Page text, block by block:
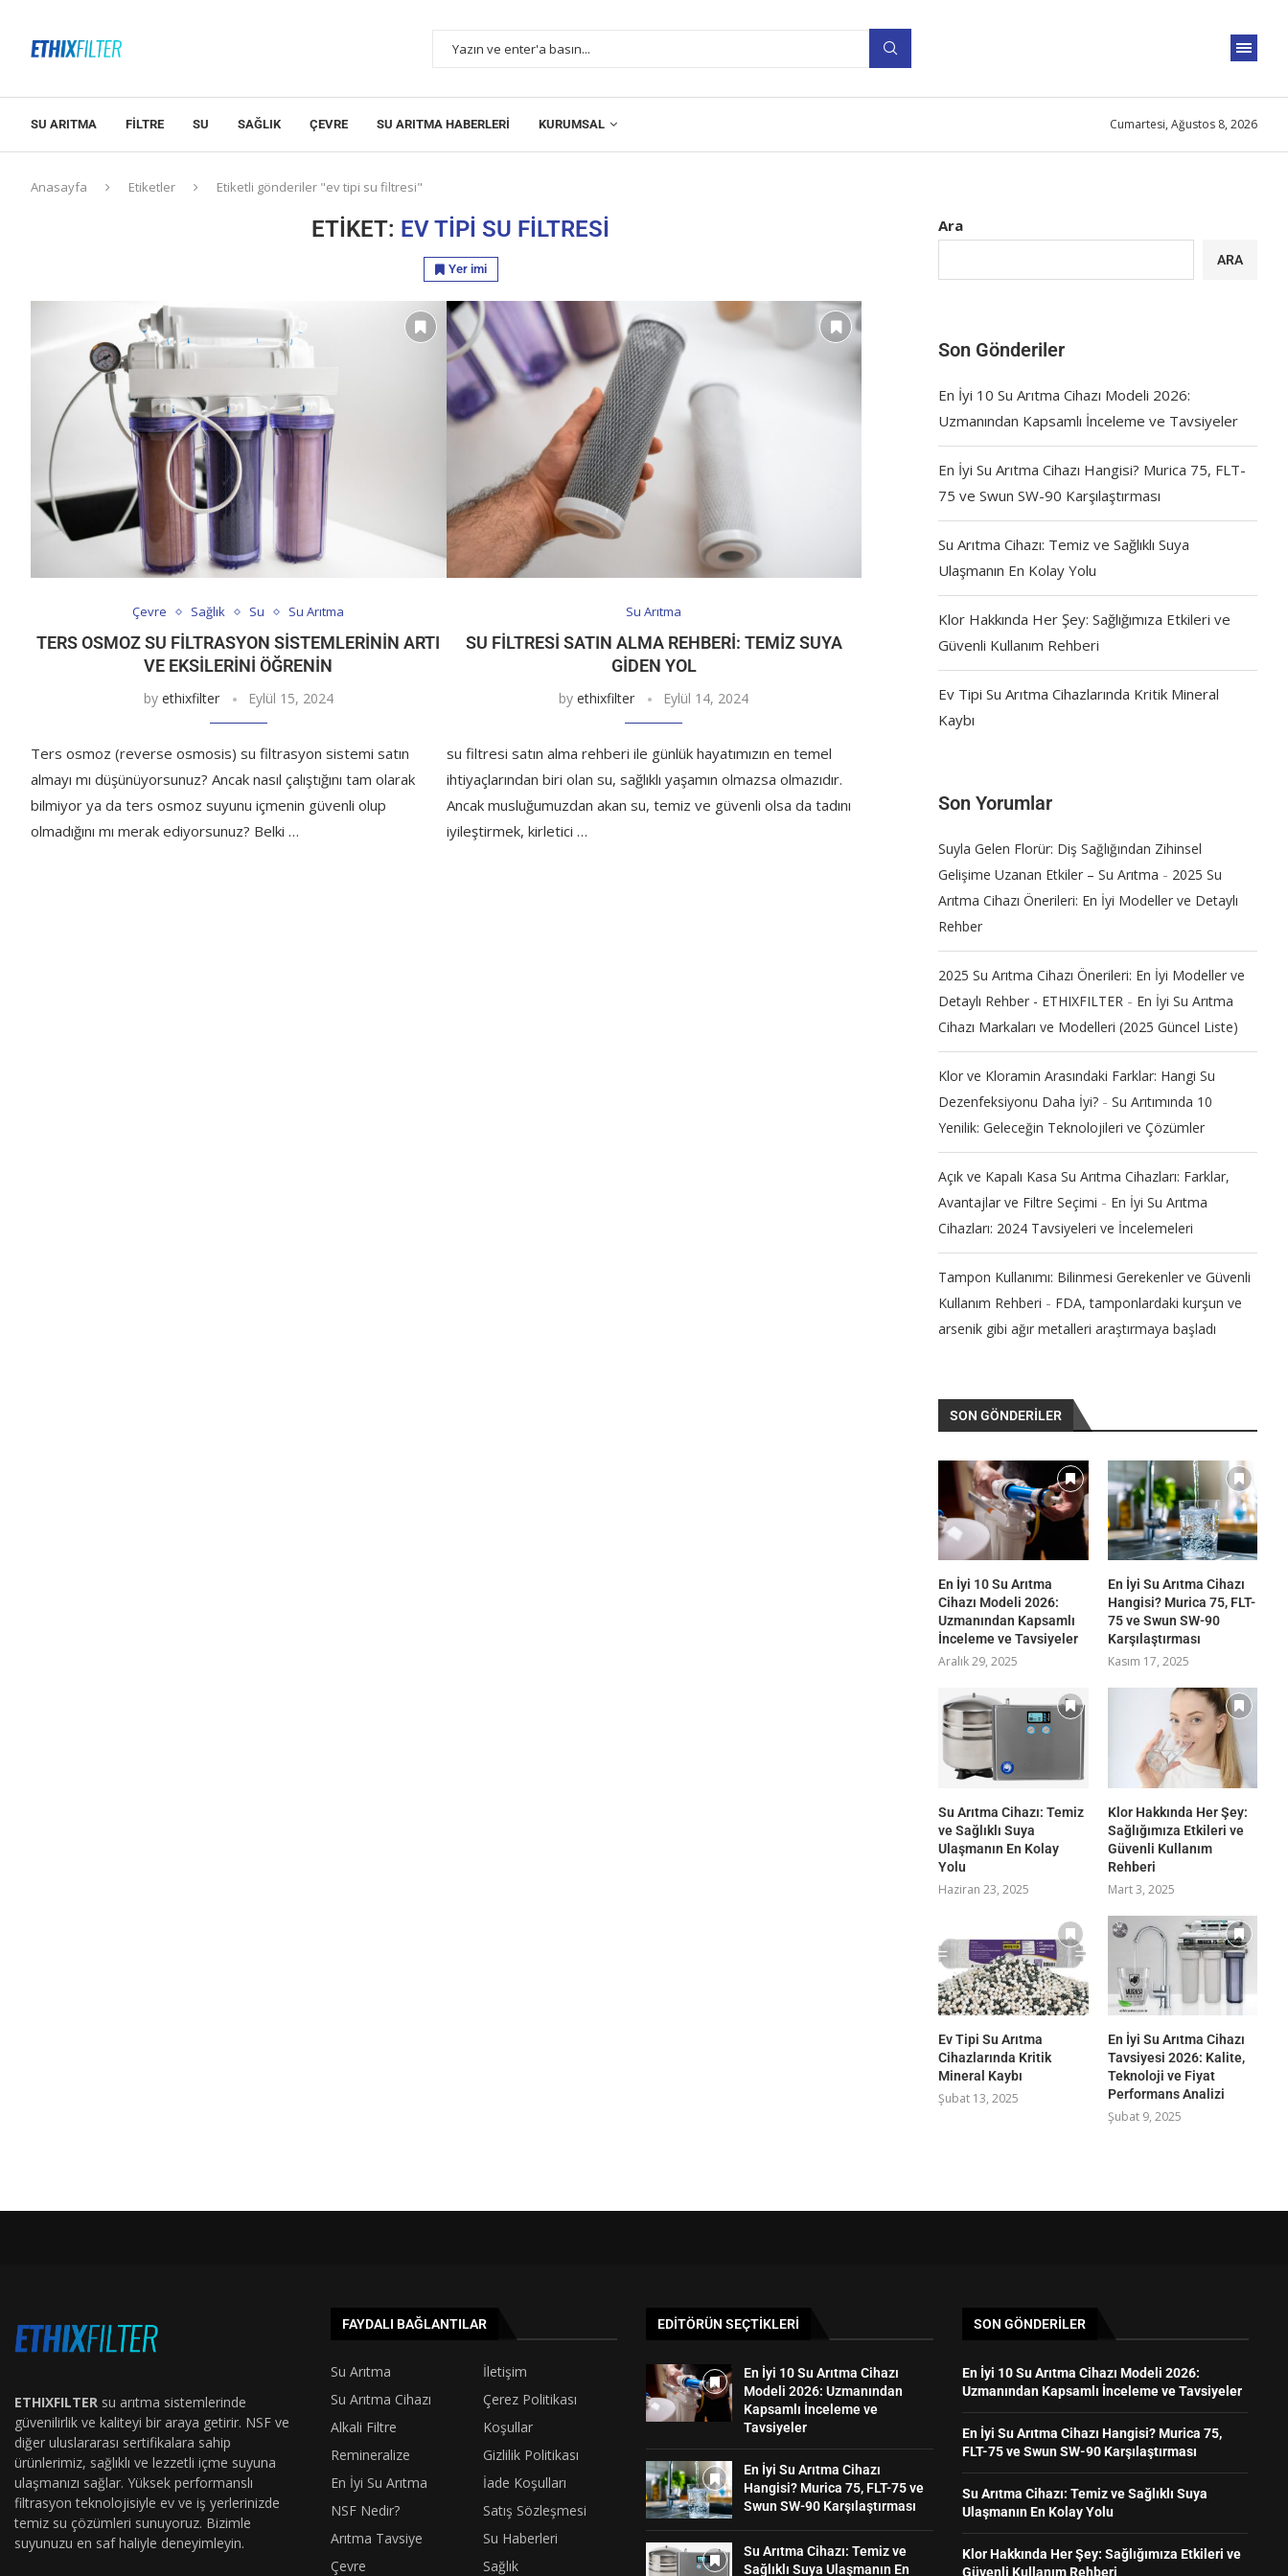
SU ARITMA FILTRE SU SAĞLIK ÇEVRE SU ARITMA HABERLERI KURUMSAL Cumartesi, Ağustos 8, 2026
Anasayfa Etiketler Etiketli gönderiler "ev tipi su filtresi"
ETIKET: EV TIPI SU FILTRESI
Yer imi
Çevre Sağlık Su Su Arıtma
TERS OSMOZ SU FILTRASYON SISTEMLERININ ARTI
VE EKSILERINI ÖĞRENIN
by ethixfilter Eylül 15, 2024
Ters osmoz (reverse osmosis) su filtrasyon sistemi satın
almayı mı düşünüyorsunuz? Ancak nasıl çalıştığını tam olarak
bilmiyor ya da ters osmoz suyunu içmenin güvenli olup
olmadığını mı merak ediyorsunuz? Belki …
Su Arıtma
SU FILTRESI SATIN ALMA REHBERI: TEMIZ SUYA
GIDEN YOL
byethixfilter Eylül 14, 2024
su filtresi satın alma rehberi ile günlük hayatımızın en temel
ihtiyaçlarından biri olan su, sağlıklı yaşamın olmazsa olmazıdır.
Ancak musluğumuzdan akan su, temiz ve güvenli olsa da tadını
iyileştirmek, kirletici …
Ara
ARA
Son Gönderiler
En İyi 10 Su Arıtma Cihazı Modeli 2026:
Uzmanından Kapsamlı İnceleme ve Tavsiyeler
En İyi Su Arıtma Cihazı Hangisi? Murica 75, FLT-
75 ve Swun SW-90 Karşılaştırması
Su Arıtma Cihazı: Temiz ve Sağlıklı Suya
Ulaşmanın En Kolay Yolu
Klor Hakkında Her Şey: Sağlığımıza Etkileri ve
Güvenli Kullanım Rehberi
Ev Tipi Su Arıtma Cihazlarında Kritik Mineral
Kaybı
Son Yorumlar
Suyla Gelen Florür: Diş Sağlığından Zihinsel
Gelişime Uzanan Etkiler – Su Arıtma - 2025 Su
Arıtma Cihazı Önerileri: En İyi Modeller ve Detaylı
Rehber
2025 Su Arıtma Cihazı Önerileri: En İyi Modeller ve
Detaylı Rehber - ETHIXFILTER - En İyi Su Arıtma
Cihazı Markaları ve Modelleri (2025 Güncel Liste)
Klor ve Kloramin Arasındaki Farklar: Hangi Su
Dezenfeksiyonu Daha İyi? -Su Arıtımında 10
Yenilik: Geleceğin Teknolojileri ve Çözümler
Açık ve Kapalı Kasa Su Arıtma Cihazları: Farklar,
Avantajlar ve Filtre Seçimi - En İyi Su Arıtma
Cihazları: 2024 Tavsiyeleri ve İncelemeleri
Tampon Kullanımı: Bilinmesi Gerekenler ve Güvenli
Kullanım Rehberi - FDA, tamponlardaki kurşun ve
arsenik gibi ağır metalleri araştırmaya başladı
SON GÖNDERILER
En İyi 10 Su Arıtma
Cihazı Modeli 2026:
Uzmanından Kapsamlı
İnceleme ve Tavsiyeler
Aralık 29, 2025
En İyi Su Arıtma Cihazı
Hangisi? Murica 75, FLT-
75 ve Swun SW-90
Karşılaştırması
Kasım 17, 2025
Su Arıtma Cihazı: Temiz
ve Sağlıklı Suya
Ulaşmanın En Kolay
Yolu
Haziran 23, 2025
Klor Hakkında Her Şey:
Sağlığımıza Etkileri ve
Güvenli Kullanım
Rehberi
Mart 3, 2025
Ev Tipi Su Arıtma
Cihazlarında Kritik
Mineral Kaybı
Şubat 13, 2025
En İyi Su Arıtma Cihazı
Tavsiyesi 2026: Kalite,
Teknoloji ve Fiyat
Performans Analizi
Şubat 9, 2025
ETHIXFILTER su arıtma sistemlerinde
güvenilirlik ve kaliteyi bir araya getirir. NSF ve
diğer uluslararası sertifikalara sahip
ürünlerimiz, sağlıklı ve lezzetli içme suyuna
ulaşmanızı sağlar. Yüksek performanslı
filtrasyon teknolojisiyle ev ve iş yerlerinizde
temiz su çözümleri sunuyoruz. Bizimle
suyunuzu en saf haliyle deneyimleyin.
FAYDALI BAĞLANTILAR
Su Arıtma
İletişim
Su Arıtma Cihazı
Çerez Politikası
Alkali Filtre
Koşullar
Remineralize
Gizlilik Politikası
En İyi Su Arıtma
İade Koşulları
NSF Nedir?
Satış Sözleşmesi
Arıtma Tavsiye
Su Haberleri
Çevre
Sağlık
EDITÖRÜN SEÇTIKLERI
En İyi 10 Su Arıtma Cihazı
Modeli 2026: Uzmanından
Kapsamlı İnceleme ve
Tavsiyeler
En İyi Su Arıtma Cihazı
Hangisi? Murica 75, FLT-75 ve
Swun SW-90 Karşılaştırması
Su Arıtma Cihazı: Temiz ve
Sağlıklı Suya Ulaşmanın En
SON GÖNDERILER
En İyi 10 Su Arıtma Cihazı Modeli 2026:
Uzmanından Kapsamlı İnceleme ve Tavsiyeler
En İyi Su Arıtma Cihazı Hangisi? Murica 75,
FLT-75 ve Swun SW-90 Karşılaştırması
Su Arıtma Cihazı: Temiz ve Sağlıklı Suya
Ulaşmanın En Kolay Yolu
Klor Hakkında Her Şey: Sağlığımıza Etkileri ve
Güvenli Kullanım Rehberi